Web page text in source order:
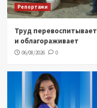
Репортажи
Труд перевоспитывает
и облагораживает
06/08/2026 0